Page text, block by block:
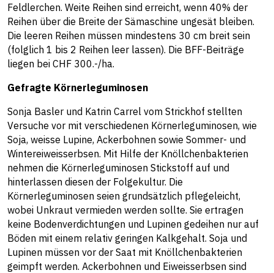
Feldlerchen. Weite Reihen sind erreicht, wenn 40% der
Reihen über die Breite der Sämaschine ungesät bleiben.
Die leeren Reihen müssen mindestens 30 cm breit sein
(folglich 1 bis 2 Reihen leer lassen). Die BFF-Beiträge
liegen bei CHF 300.-/ha.
Gefragte Körnerleguminosen
Sonja Basler und Katrin Carrel vom Strickhof stellten
Versuche vor mit verschiedenen Körnerleguminosen, wie
Soja, weisse Lupine, Ackerbohnen sowie Sommer- und
Wintereiweisserbsen. Mit Hilfe der Knöllchenbakterien
nehmen die Körnerleguminosen Stickstoff auf und
hinterlassen diesen der Folgekultur. Die
Körnerleguminosen seien grundsätzlich pflegeleicht,
wobei Unkraut vermieden werden sollte. Sie ertragen
keine Bodenverdichtungen und Lupinen gedeihen nur auf
Böden mit einem relativ geringen Kalkgehalt. Soja und
Lupinen müssen vor der Saat mit Knöllchenbakterien
geimpft werden. Ackerbohnen und Eiweisserbsen sind